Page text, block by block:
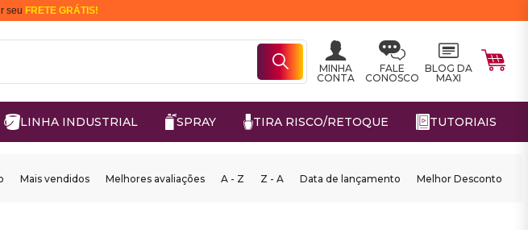
seu FRETE GRÁTIS!
MINHA
CONTA
FALE
CONOSCO
BLOG DA
MAXI
LINHA INDUSTRIAL SPRAY TIRA RISCO/RETOQUE TUTORIAIS
Mais vendidos Melhores avaliações A - Z Z - A Data de lançamento Melhor Desconto